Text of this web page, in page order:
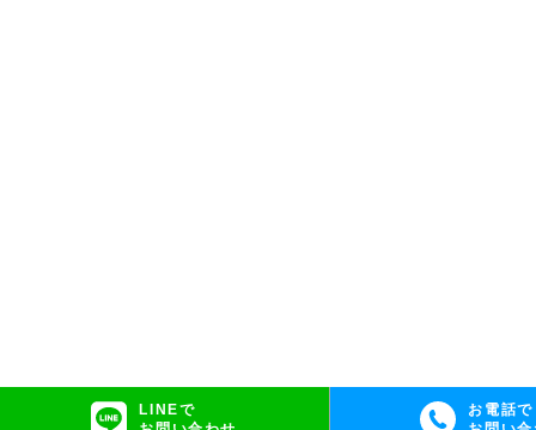
LINEで
お電話で